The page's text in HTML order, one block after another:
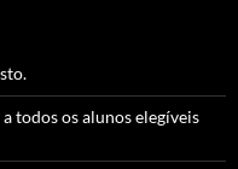
todos os alunos elegíveis